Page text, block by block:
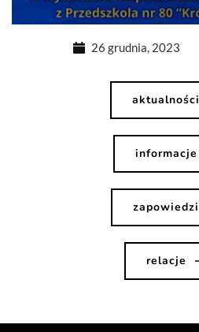
26 grudnia, 2023
aktualności
informacje
zapowiedzi
relacje